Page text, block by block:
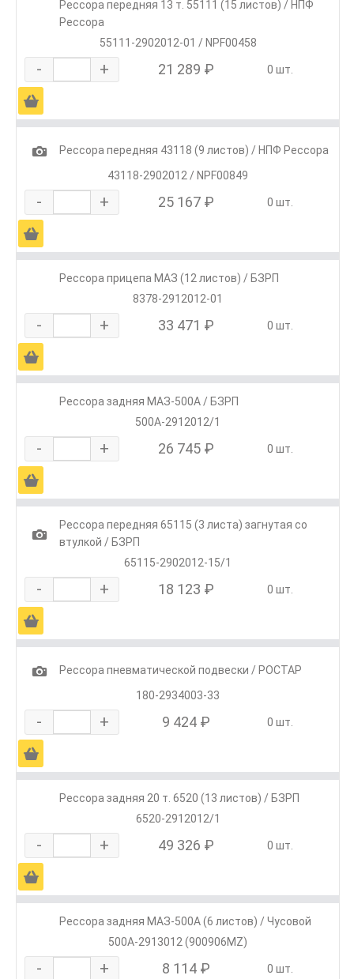
Рессора передняя 13 т. 55111 (15 листов) / НПФ
Рессора
55111-2902012-01 / NPF00458
- + 21 289 ₽ 0 шт.
Ä
1
Рессора передняя 43118 (9 листов) / НПФ Рессора
43118-2902012 / NPF00849
- + 25 167 ₽ 0 шт.
Ä
Рессора прицепа МАЗ (12 листов) / БЗРП
8378-2912012-01
- + 33 471 ₽ 0 шт.
Ä
Рессора задняя МАЗ-500А / БЗРП
500А-2912012/1
- + 26 745 ₽ 0 шт.
Ä
1
Рессора передняя 65115 (3 листа) загнутая со
втулкой / БЗРП
65115-2902012-15/1
- + 18 123 ₽ 0 шт.
Ä
1
Рессора пневматической подвески / РОСТАР
180-2934003-33
- + 9 424 ₽ 0 шт.
Ä
Рессора задняя 20 т. 6520 (13 листов) / БЗРП
6520-2912012/1
- + 49 326 ₽ 0 шт.
Ä
Рессора задняя МАЗ-500А (6 листов) / Чусовой
500А-2913012 (900906MZ)
- + 8 114 ₽ 0 шт.